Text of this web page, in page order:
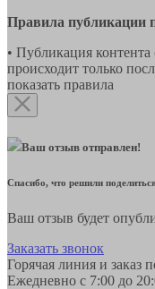
Правила публикации
• Публикация
происходит только
показать правила
Ваш отзыв отправлен!
Спасибо, что решили
Ваш отзыв будет
Заказать звонок
Горячая линия и заказ
Ежедневно с 7:00 до